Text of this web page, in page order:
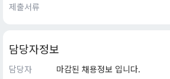
제출서류
담당자정보
담당자
마감된 채용정보 입니다.